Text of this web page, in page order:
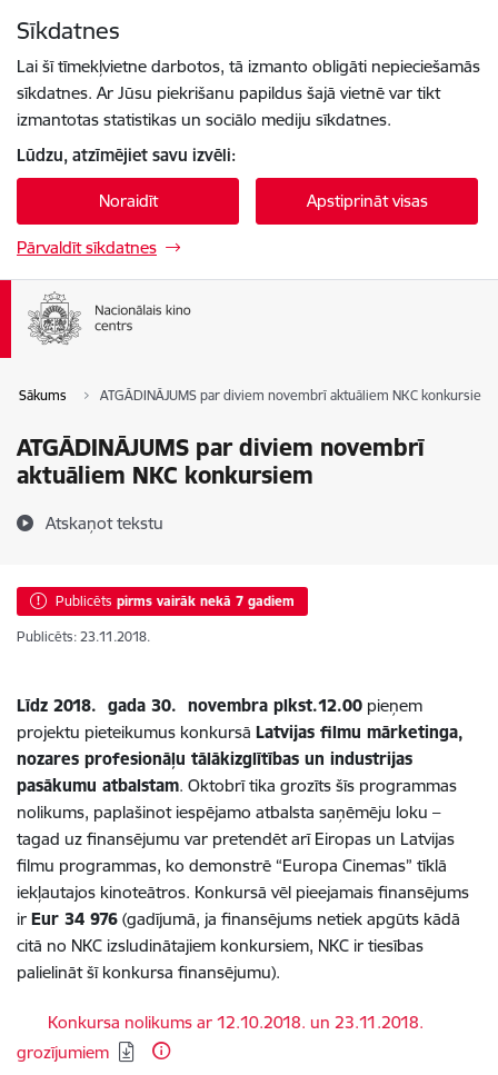
Sīkdatnes
Lai šī tīmekļvietne darbotos, tā izmanto obligāti nepieciešamās
sīkdatnes. Ar Jūsu piekrišanu papildus šajā vietnē var tikt
izmantotas statistikas un sociālo mediju sīkdatnes.
Lūdzu, atzīmējiet savu izvēli:
Noraidīt Apstiprināt visas
Pārvaldīt sīkdatnes
Sākums ATGĀDINĀJUMS par diviem novembrī aktuāliem NKC konkursiem
ATGĀDINĀJUMS par diviem novembrī
aktuāliem NKC konkursiem
Atskaņot tekstu
Publicēts pirms vairāk nekā 7 gadiem
Publicēts: 23.11.2018.
Līdz 2018. gada 30. novembra plkst.12.00 pieņem
projektu pieteikumus konkursā Latvijas filmu mārketinga,
nozares profesionāļu tālākizglītības un industrijas
pasākumu atbalstam. Oktobrī tika grozīts šīs programmas
nolikums, paplašinot iespējamo atbalsta saņēmēju loku –
tagad uz finansējumu var pretendēt arī Eiropas un Latvijas
filmu programmas, ko demonstrē “Europa Cinemas” tīklā
iekļautajos kinoteātros. Konkursā vēl pieejamais finansējums
ir Eur 34 976 (gadījumā, ja finansējums netiek apgūts kādā
citā no NKC izsludinātajiem konkursiem, NKC ir tiesības
palielināt šī konkursa finansējumu).
Lejupielādēt:
Konkursa nolikums ar 12.10.2018. un 23.11.2018.
grozījumiem